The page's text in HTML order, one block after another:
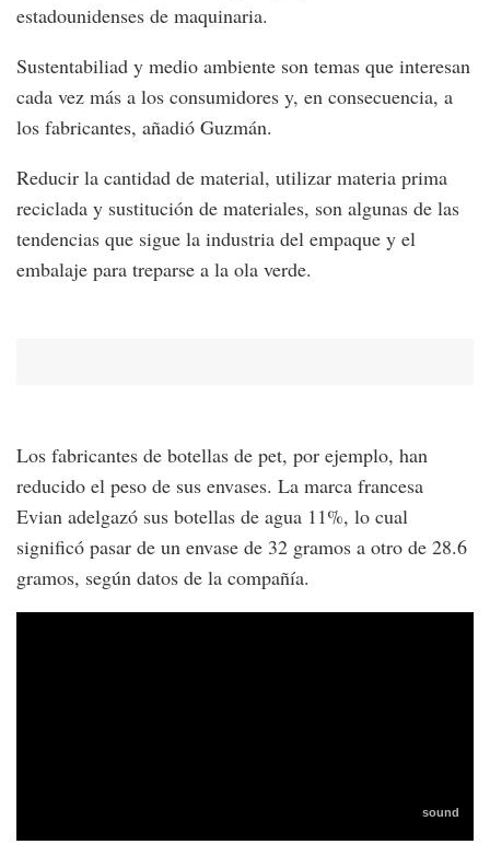
estadounidenses de maquinaria.
Sustentabiliad y medio ambiente son temas que interesan
cada vez más a los consumidores y, en consecuencia, a
los fabricantes, añadió Guzmán.
Reducir la cantidad de material, utilizar materia prima
reciclada y sustitución de materiales, son algunas de las
tendencias que sigue la industria del empaque y el
embalaje para treparse a la ola verde.
Los fabricantes de botellas de pet, por ejemplo, han
reducido el peso de sus envases. La marca francesa
Evian adelgazó sus botellas de agua 11%, lo cual
significó pasar de un envase de 32 gramos a otro de 28.6
gramos, según datos de la compañía.